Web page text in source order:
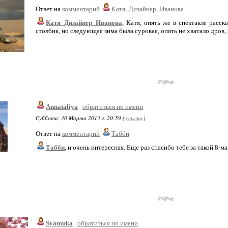
Ответ на комментарий
Катя_Дизайнер_Иванова
Катя_Дизайнер_Иванова, Катя, опять же в спектакле
столбик, но следующая зима была суровая, опять не хватало
Annataliya
обратиться по имени
Суббота, 30 Марта 2013 г. 20:59 (ссылка )
Ответ на комментарий
Табби
Табби, и очень интересная. Еще раз спасибо тебе за такой 8-
Syamuka обратиться по имени